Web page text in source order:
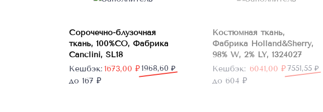
корзину
Сорочечно-блузочная
ткань, 100%CO, Фабрика
Canclini, SL18
1968,60 ₽
Первоначальная
цена
1673,00 ₽
Текущая
цена:
Кешбэк:
до 167 ₽
Костюмная ткань,
Фабрика Holland&Sherry,
98% W, 2% LY, 1324027
7551,55 ₽
Первоначальная
цена
6041,00 ₽
Текущая
цена:
Кешбэк:
до 604 ₽